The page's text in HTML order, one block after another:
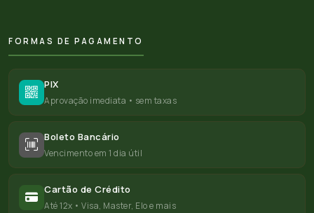
FORMAS DE PAGAMENTO
PIX
Aprovação imediata • sem taxas
Boleto Bancário
Vencimento em 1 dia útil
Cartão de Crédito
Até 12x • Visa, Master, Elo e mais